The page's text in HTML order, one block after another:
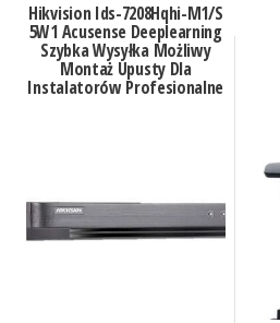
Hikvision Ids-7208Hqhi-M1/S
5W1 Acusense Deeplearning
Szybka Wysyłka Możliwy
Montaż Upusty Dla
Instalatorów Profesjonalne